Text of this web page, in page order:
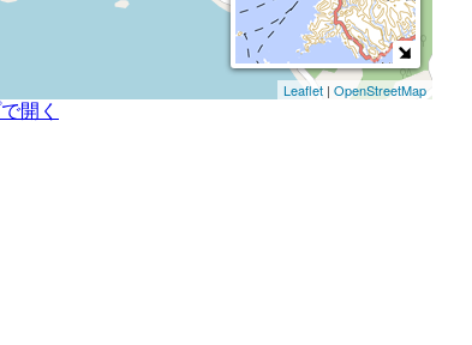
Leaflet | OpenStreetMap
開く